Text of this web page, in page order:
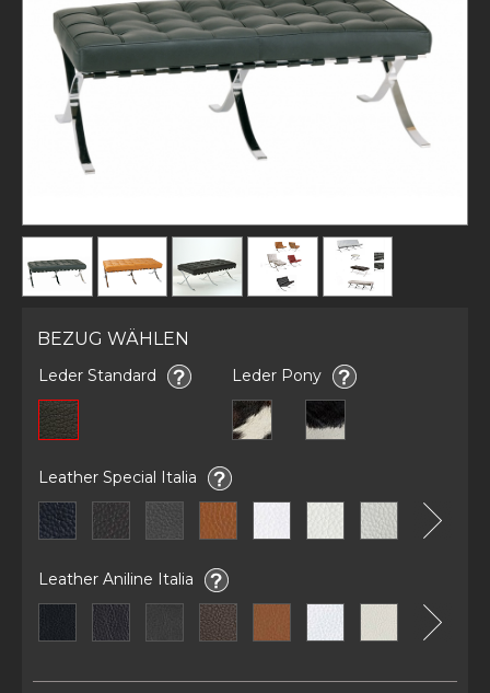
BEZUG WÄHLEN
Leder Standard Leder Pony
Leather Special Italia
Leather Aniline Italia